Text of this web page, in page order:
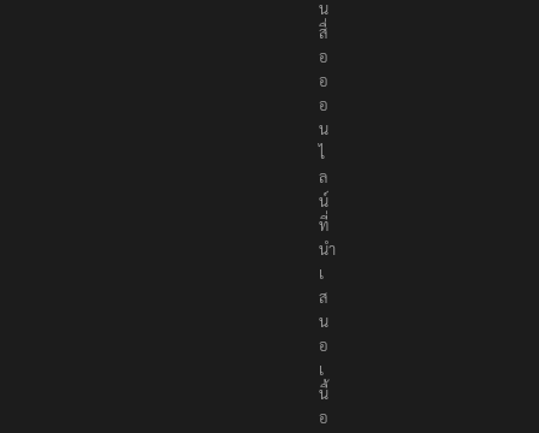
เ
ป็
น
สื่
อ
อ
อ
น
ไ
ล
น์
ที่
นำ
เ
ส
น
อ
เ